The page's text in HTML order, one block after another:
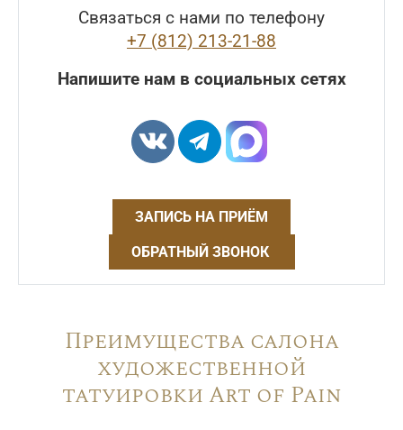
Связаться с нами по телефону
+7 (812) 213-21-88
Напишите нам в социальных сетях
ЗАПИСЬ НА ПРИЁМ
ОБРАТНЫЙ ЗВОНОК
Преимущества салона
художественной
татуировки Art of Pain